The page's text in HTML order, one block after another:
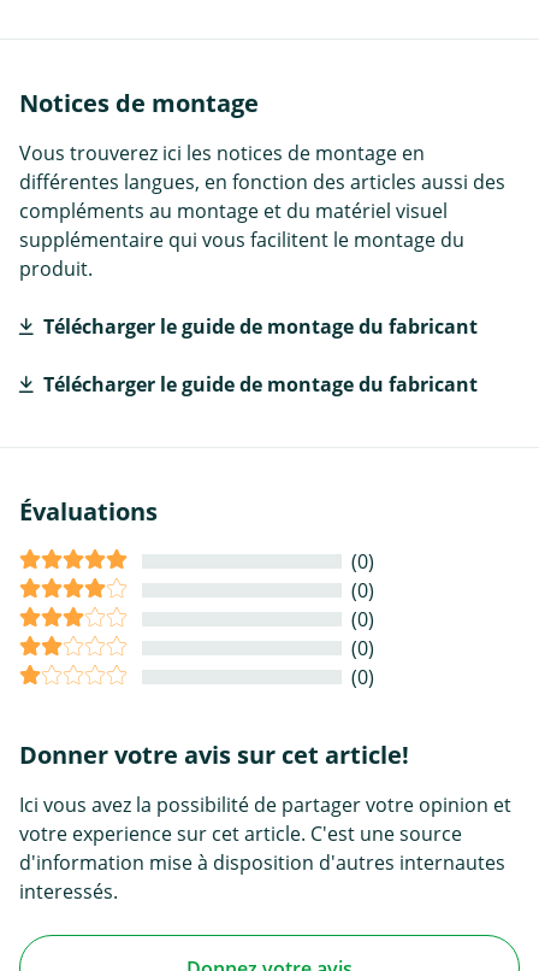
Notices de montage
Vous trouverez ici les notices de montage en
différentes langues, en fonction des articles aussi des
compléments au montage et du matériel visuel
supplémentaire qui vous facilitent le montage du
produit.
Télécharger le guide de montage du fabricant
Télécharger le guide de montage du fabricant
Évaluations
(0)
(0)
(0)
(0)
(0)
Donner votre avis sur cet article!
Ici vous avez la possibilité de partager votre opinion et
votre experience sur cet article. C'est une source
d'information mise à disposition d'autres internautes
interessés.